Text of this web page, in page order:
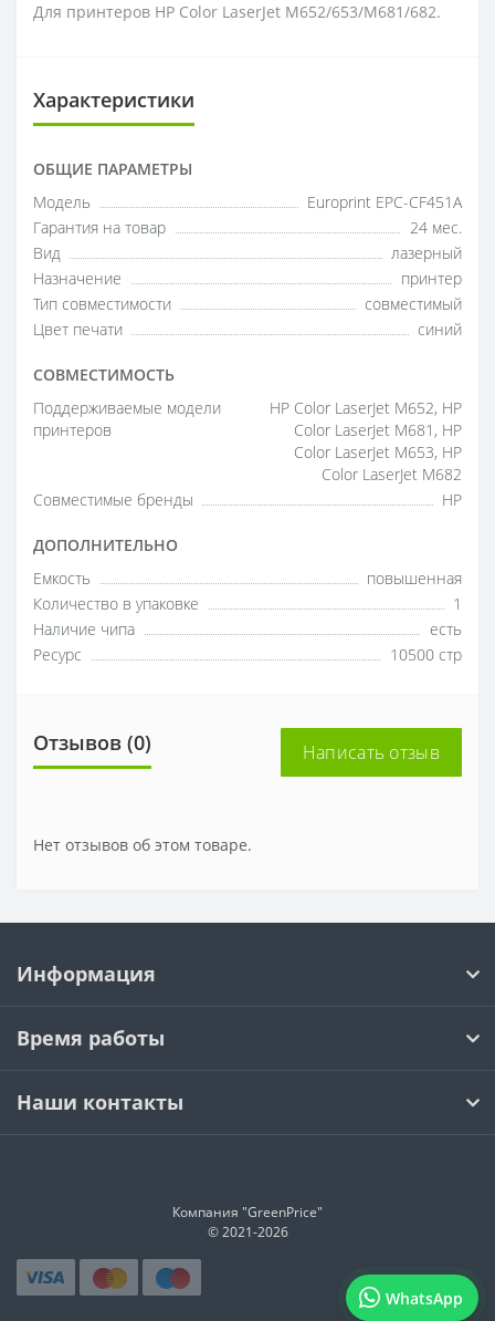
Для принтеров HP Color LaserJet M652/653/M681/682.
Характеристики
ОБЩИЕ ПАРАМЕТРЫ
Модель
Europrint EPC-CF451A
Гарантия на товар
24 мес.
Вид
лазерный
Назначение
принтер
Тип совместимости
совместимый
Цвет печати
синий
СОВМЕСТИМОСТЬ
Поддерживаемые модели
принтеров
HP Color LaserJet M652, HP
Color LaserJet M681, HP
Color LaserJet М653, HP
Color LaserJet М682
Совместимые бренды
HP
ДОПОЛНИТЕЛЬНО
Емкость
повышенная
Количество в упаковке
1
Наличие чипа
есть
Ресурс
10500 стр
Отзывов (0) Написать отзыв
Нет отзывов об этом товаре.
WhatsApp
Информация
Время работы
Наши контакты
Компания "GreenPrice"
© 2021-2026